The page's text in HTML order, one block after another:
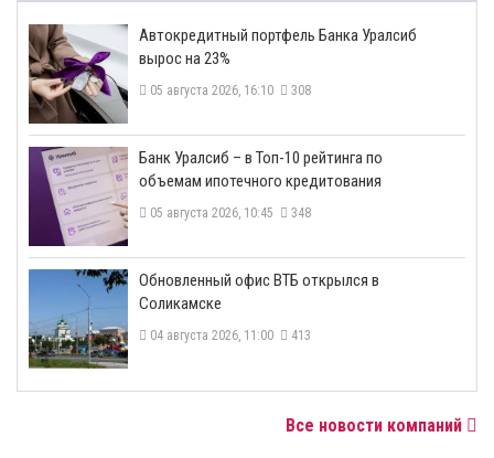
​Автокредитный портфель Банка Уралсиб
вырос на 23%
05 августа 2026, 16:10 308
​Банк Уралсиб – в Топ-10 рейтинга по
объемам ипотечного кредитования
05 августа 2026, 10:45 348
​Обновленный офис ВТБ открылся в
Соликамске
04 августа 2026, 11:00 413
Все новости компаний